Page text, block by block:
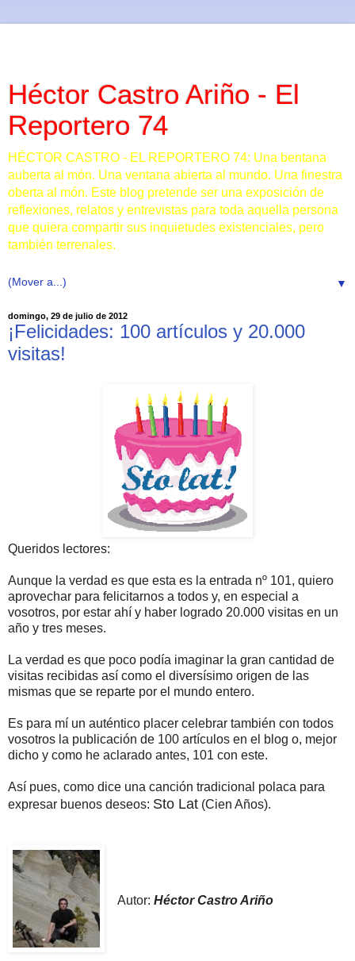
Héctor Castro Ariño - El
Reportero 74
HÉCTOR CASTRO - EL REPORTERO 74: Una bentana
auberta al món. Una ventana abierta al mundo. Una finestra
oberta al món. Este blog pretende ser una exposición de
reflexiones, relatos y entrevistas para toda aquella persona
que quiera compartir sus inquietudes existenciales, pero
también terrenales.
▼
domingo, 29 de julio de 2012
¡Felicidades: 100 artículos y 20.000
visitas!
Queridos lectores:
Aunque la verdad es que esta es la entrada nº 101, quiero
aprovechar para felicitarnos a todos y, en especial a
vosotros, por estar ahí y haber logrado 20.000 visitas en un
año y tres meses.
La verdad es que poco podía imaginar la gran cantidad de
visitas recibidas así como el diversísimo origen de las
mismas que se reparte por el mundo entero.
Es para mí un auténtico placer celebrar también con todos
vosotros la publicación de 100 artículos en el blog o, mejor
dicho y como he aclarado antes, 101 con este.
Así pues, como dice una canción tradicional polaca para
expresar buenos deseos: Sto Lat (Cien Años).
Autor: Héctor Castro Ariño